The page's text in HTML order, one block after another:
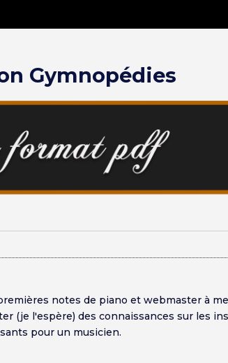
Gymnopédies
notes de piano et webmaster à
(je l'espère) des connaissances sur les
pour un musicien.